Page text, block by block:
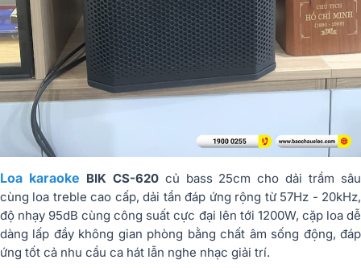
Loa karaoke BIK CS-620củ bass 25cm cho dải trầm sâu
cùng loa treble cao cấp, dải tần đáp ứng rộng từ 57Hz - 20kHz,
độ nhạy 95dB cùng công suất cực đại lên tới 1200W, cặp loa dễ
dàng lấp đầy không gian phòng bằng chất âm sống động, đáp
ứng tốt cả nhu cầu ca hát lẫn nghe nhạc giải trí.